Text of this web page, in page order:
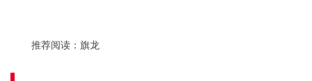
推荐阅读： 旗龙